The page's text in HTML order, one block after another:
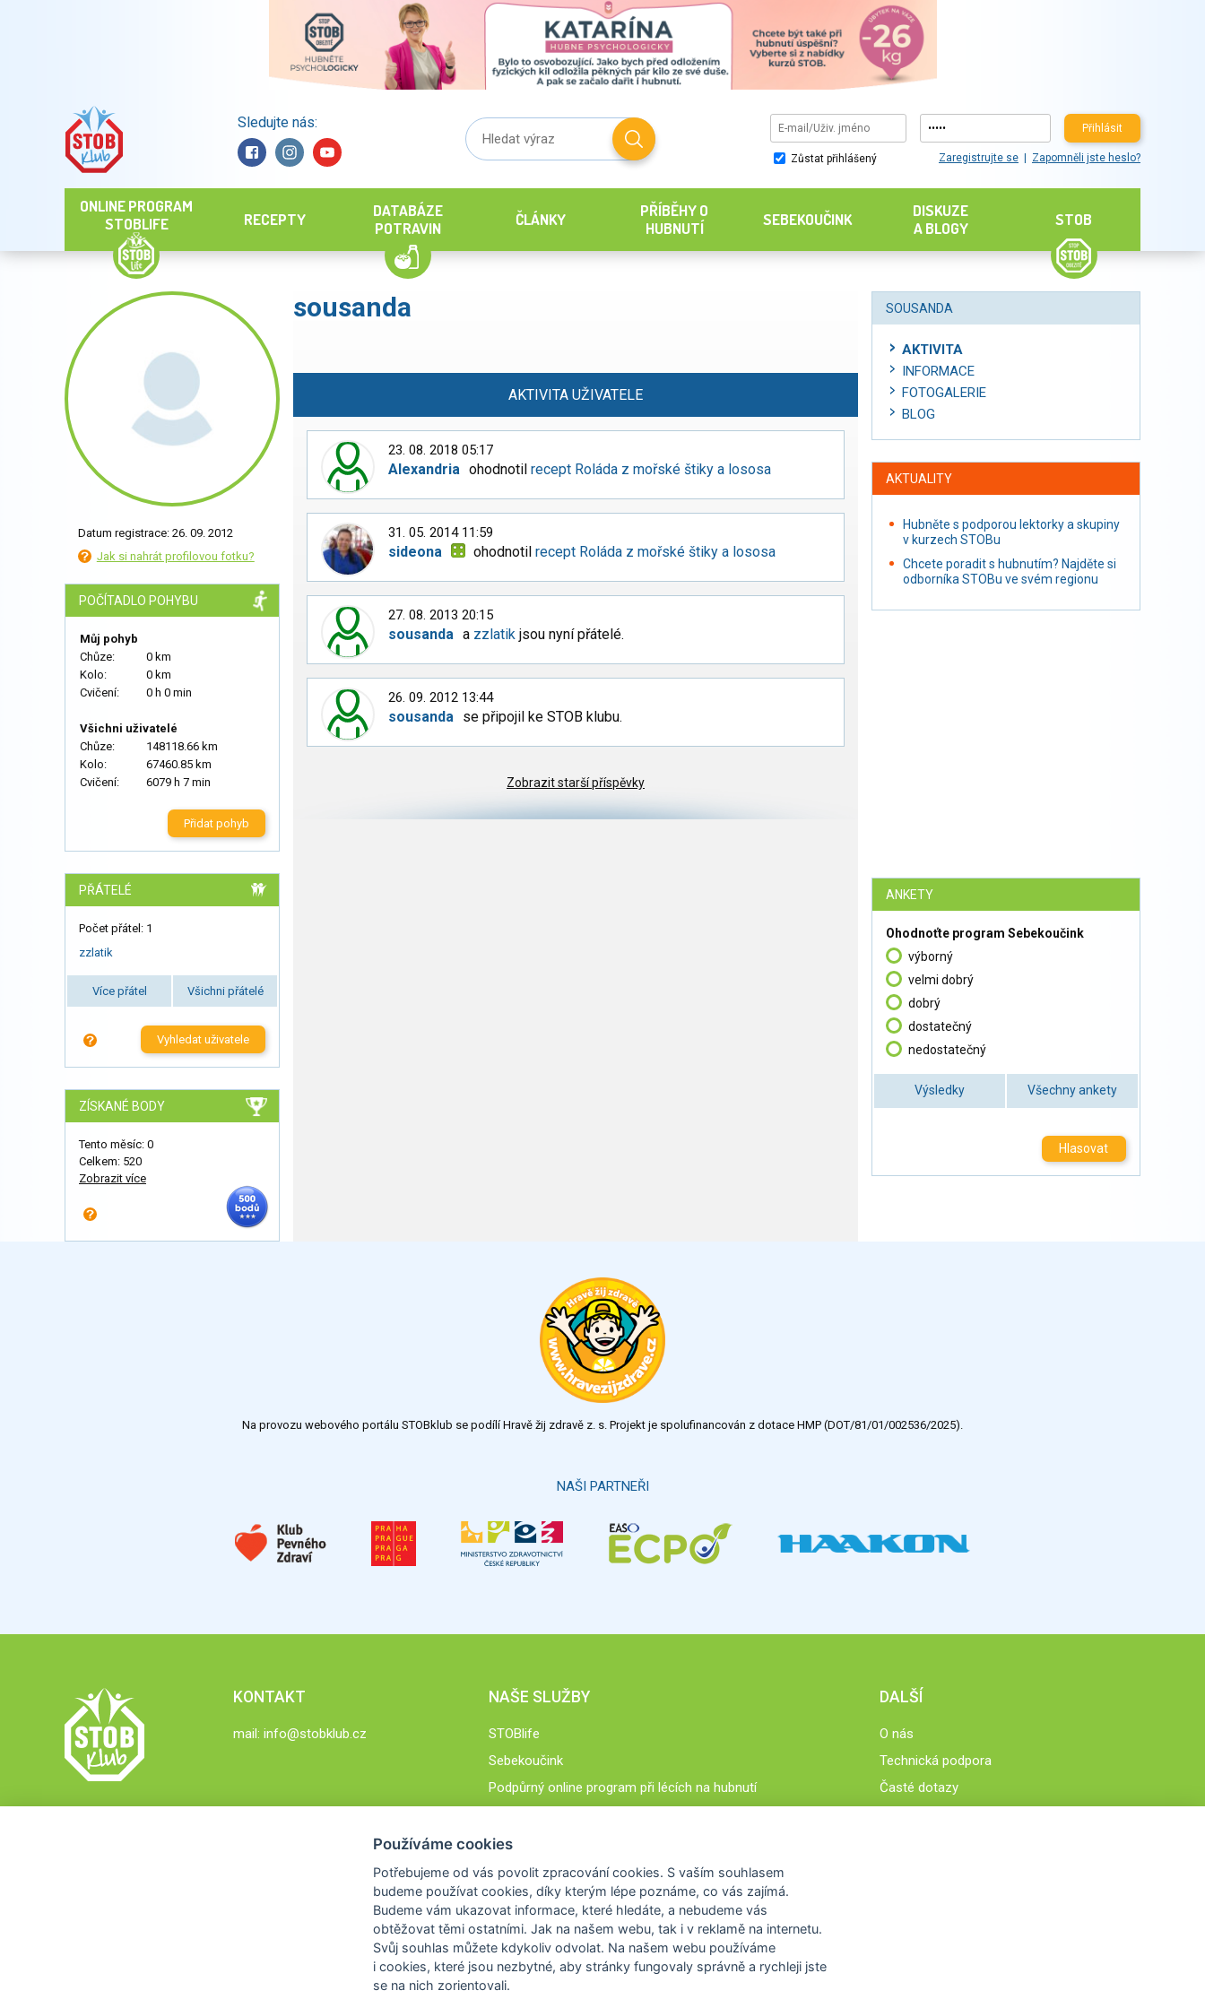
Sledujte nás: Přihlásit
Zůstat přihlášený Zaregistrujte se Zapomněli jste heslo?
ONLINE PROGRAM
STOBLIFE
RECEPTY
DATABÁZE
POTRAVIN
ČLÁNKY
PŘÍBĚHY O
HUBNUTÍ
SEBEKOUČINK
DISKUZE
A BLOGY
STOB
Datum registrace: 26. 09. 2012
Jak si nahrát profilovou fotku?
POČÍTADLO POHYBU
Můj pohyb
Chůze:
0 km
Kolo:
0 km
Cvičení:
0 h 0 min
Všichni uživatelé
Chůze:
148118.66 km
Kolo:
67460.85 km
Cvičení:
6079 h 7 min
Přidat pohyb
PŘÁTELÉ
Počet přátel: 1
zzlatik
Více přátel Všichni přátelé
Vyhledat uživatele
ZÍSKANÉ BODY
Tento měsíc: 0
Celkem: 520
Zobrazit více
sousanda
AKTIVITA UŽIVATELE
23. 08. 2018 05:17
Alexandria ohodnotilrecept Roláda z mořské štiky a lososa
31. 05. 2014 11:59
sideona ohodnotilrecept Roláda z mořské štiky a lososa
27. 08. 2013 20:15
sousanda a zzlatik jsou nyní přátelé.
26. 09. 2012 13:44
sousanda se připojil ke STOB klubu.
Zobrazit starší příspěvky
SOUSANDA
AKTIVITA
INFORMACE
FOTOGALERIE
BLOG
AKTUALITY
Hubněte s podporou lektorky a skupiny
v kurzech STOBu
Chcete poradit s hubnutím? Najděte si
odborníka STOBu ve svém regionu
ANKETY
Ohodnoťte program Sebekoučink
výborný
velmi dobrý
dobrý
dostatečný
nedostatečný
Výsledky Všechny ankety
Hlasovat
Na provozu webového portálu STOBklub se podílí Hravě žij zdravě z. s. Projekt je spolufinancován z dotace HMP (DOT/81/01/002536/2025).
NAŠI PARTNEŘI
KONTAKT
mail: info@stobklub.cz
NAŠE SLUŽBY
STOBlife
Sebekoučink
Podpůrný online program při lécích na hubnutí
DALŠÍ
O nás
Technická podpora
Časté dotazy
Používáme cookies
Potřebujeme od vás povolit zpracování cookies. S vaším souhlasem
budeme používat cookies, díky kterým lépe poznáme, co vás zajímá.
Budeme vám ukazovat informace, které hledáte, a nebudeme vás
obtěžovat těmi ostatními. Jak na našem webu, tak i v reklamě na internetu.
Svůj souhlas můžete kdykoliv odvolat. Na našem webu používáme
i cookies, které jsou nezbytné, aby stránky fungovaly správně a rychleji jste
se na nich zorientovali.